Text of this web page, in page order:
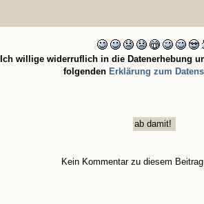
willige widerruflich in die Datenerhebung
folgenden Erklärung zum
Kein Kommentar zu diesem